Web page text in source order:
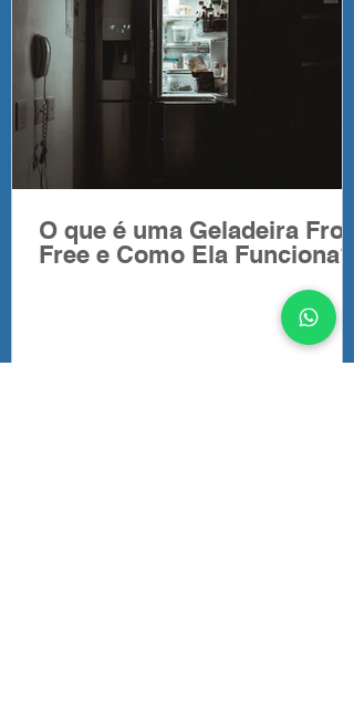
O que é uma Geladeira Frost
Free e Como Ela Funciona?